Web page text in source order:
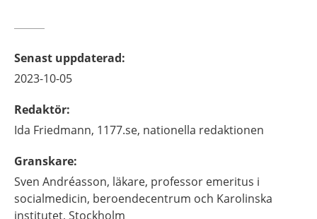
Senast uppdaterad:
2023-10-05
Redaktör:
Ida Friedmann, 1177.se, nationella redaktionen
Granskare:
Sven Andréasson, läkare, professor emeritus i
socialmedicin, beroendecentrum och Karolinska
institutet, Stockholm